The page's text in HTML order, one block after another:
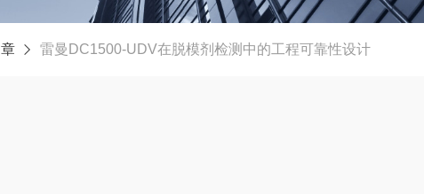
雷曼DC1500-UDV在脱模剂检测中的工程可靠性设计